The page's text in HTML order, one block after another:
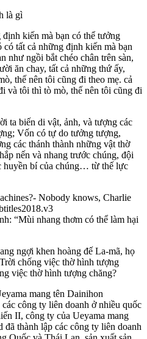
là gì
kiến mà bạn có thể tưởng
tất cả những định kiến mà bạn
như ngồi bắt chéo chân trên sàn,
ăn chay, tất cả những thứ ấy,
thế nên tôi cũng đi theo mẹ. cả
và tôi thì tò mò, thế nên tôi cũng đi
ta biến di vật, ảnh, và tượng các
Vốn có tự do tưởng tượng,
các thánh thành những vật thờ
nến và nhang trước chúng, đội
huyền bí của chúng… từ thế lực
Nobody knows, Charlie
“Mùi nhang thơm có thể làm hại
ngợi khen hoàng đế La-mã, họ
chống việc thờ hình tượng
việc thờ hình tượng chăng?
mang tên Dainihon
công ty liên doanh ở nhiều quốc
II, công ty của Ueyama mang
thành lập các công ty liên doanh